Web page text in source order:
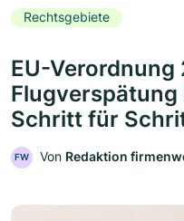
Rechtsgebiete
EU-
Schritt für
FW Von Redaktion